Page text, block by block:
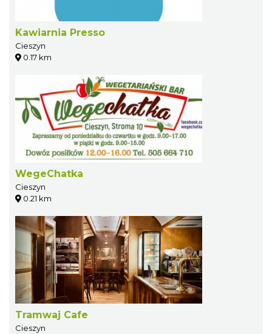
Kawiarnia Presso
Cieszyn
0.17 km
WegeChatka
Cieszyn
0.21 km
Tramwaj Cafe
Cieszyn